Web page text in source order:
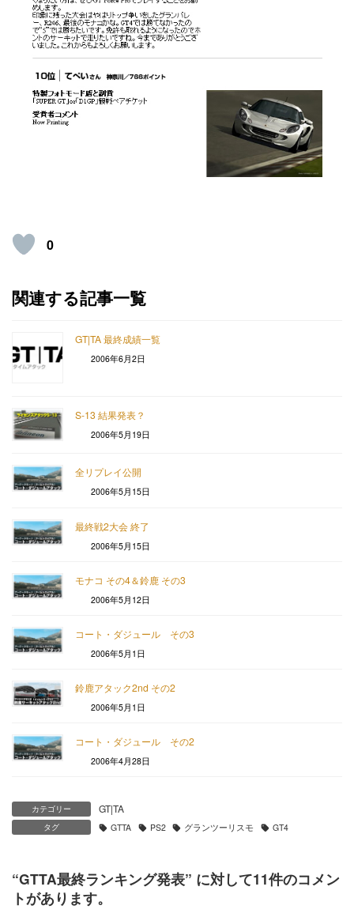
0
関連する記事一覧
GT|TA 最終成績一覧
2006年6月2日
S-13 結果発表？
2006年5月19日
全リプレイ公開
2006年5月15日
最終戦2大会 終了
2006年5月15日
モナコ その4＆鈴鹿 その3
2006年5月12日
コート・ダジュール その3
2006年5月1日
鈴鹿アタック2nd その2
2006年5月1日
コート・ダジュール その2
2006年4月28日
カテゴリー GT|TA
タグ GTTA PS2 グランツーリスモ GT4
“GTTA最終ランキング発表” に対して11件のコメン
トがあります。